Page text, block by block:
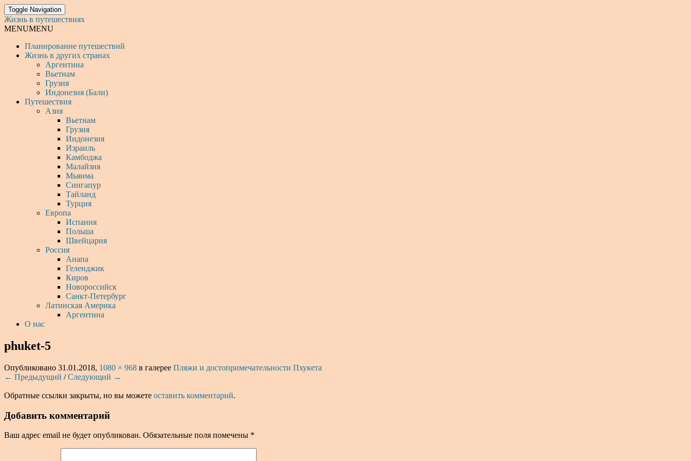
Toggle Navigation
Жизнь в путешествиях
MENUMENU
Планирование путешествий
Жизнь в других странах
Аргентина
Вьетнам
Грузия
Индонезия (Бали)
Путешествия
Азия
Вьетнам
Грузия
Индонезия
Израиль
Камбоджа
Малайзия
Мьянма
Сингапур
Тайланд
Турция
Европа
Испания
Польша
Швейцария
Россия
Анапа
Геленджик
Киров
Новороссийск
Санкт-Петербург
Латинская Америка
Аргентина
О нас
phuket-5
Опубликовано 31.01.2018, 1080 × 968 в галерее Пляжи и достопримечательности Пхукета
← Предыдущий /Следующий →
Обратные ссылки закрыты, но вы можете оставить комментарий.
Добавить комментарий
Ваш адрес email не будет опубликован. Обязательные поля помечены *